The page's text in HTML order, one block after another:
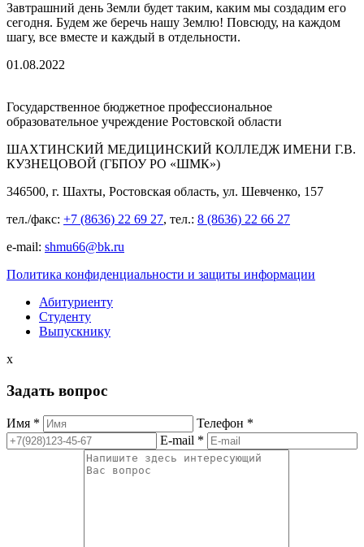
Завтрашний день Земли будет таким, каким мы создадим его
сегодня. Будем же беречь нашу Землю! Повсюду, на каждом
шагу, все вместе и каждый в отдельности.
01.08.2022
Государственное бюджетное профессиональное
образовательное учреждение Ростовской области
ШАХТИНСКИЙ МЕДИЦИНСКИЙ КОЛЛЕДЖ ИМЕНИ Г.В.
КУЗНЕЦОВОЙ (ГБПОУ РО «ШМК»)
346500, г. Шахты, Ростовская область, ул. Шевченко, 157
тел./факс: +7 (8636) 22 69 27, тел.: 8 (8636) 22 66 27
e-mail: shmu66@bk.ru
Политика конфиденциальности и защиты информации
Абитуриенту
Студенту
Выпускнику
x
Задать вопрос
Имя *
Телефон *
E-mail *